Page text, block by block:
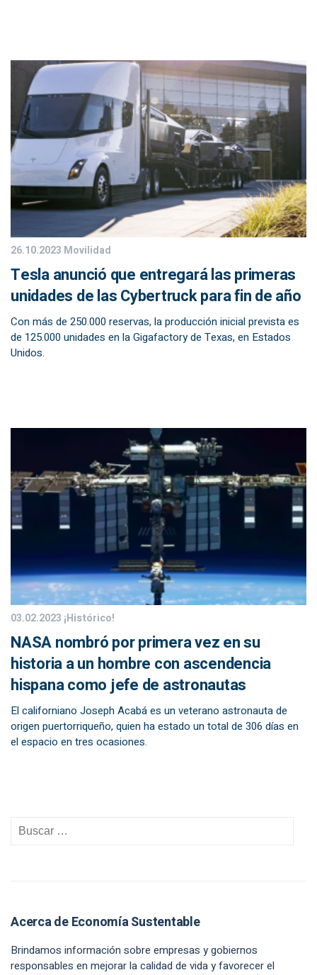
26.10.2023 Movilidad
Tesla anunció que entregará las primeras
unidades de las Cybertruck para fin de año
Con más de 250.000 reservas, la producción inicial prevista es
de 125.000 unidades en la Gigafactory de Texas, en Estados
Unidos.
03.02.2023 ¡Histórico!
NASA nombró por primera vez en su
historia a un hombre con ascendencia
hispana como jefe de astronautas
El californiano Joseph Acabá es un veterano astronauta de
origen puertorriqueño, quien ha estado un total de 306 días en
el espacio en tres ocasiones.
Acerca de Economía Sustentable
Brindamos información sobre empresas y gobiernos
responsables en mejorar la calidad de vida y favorecer el